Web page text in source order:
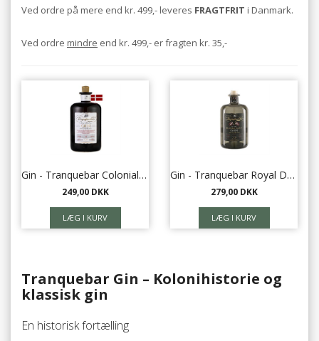
Ved ordre på mere end kr. 499,- leveres FRAGTFRIT i Danmark.
Ved ordre mindre end kr. 499,- er fragten kr. 35,-
Gin - Tranquebar Colonial dry gin 45% 70 cl.
249,00 DKK
Gin - Tranquebar Royal Danish navy gin 52% 70 cl.
279,00 DKK
Tranquebar Gin – Kolonihistorie og
klassisk gin
En historisk fortælling